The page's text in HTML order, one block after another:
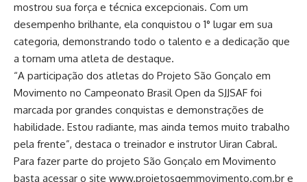
mostrou sua força e técnica excepcionais. Com um
desempenho brilhante, ela conquistou o 1° lugar em sua
categoria, demonstrando todo o talento e a dedicação que
a tornam uma atleta de destaque.
“A participação dos atletas do Projeto São Gonçalo em
Movimento no Campeonato Brasil Open da SJJSAF foi
marcada por grandes conquistas e demonstrações de
habilidade. Estou radiante, mas ainda temos muito trabalho
pela frente”, destaca o treinador e instrutor Uiran Cabral.
Para fazer parte do projeto São Gonçalo em Movimento
basta acessar o site www.projetosgemmovimento.com.br e